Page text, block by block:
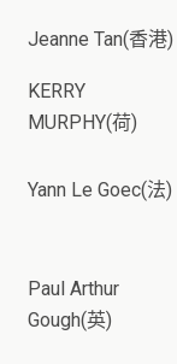
Jeanne Tan(香港)
KERRY
MURPHY(荷)
Yann Le Goec(法)
Paul Arthur
Gough(英)